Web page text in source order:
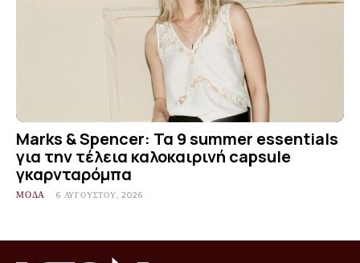
Marks & Spencer: Τα 9 summer essentials
για την τέλεια καλοκαιρινή capsule
γκαρνταρόμπα
ΜΟΔΑ 6 ΑΥΓΟΎΣΤΟΥ, 2026